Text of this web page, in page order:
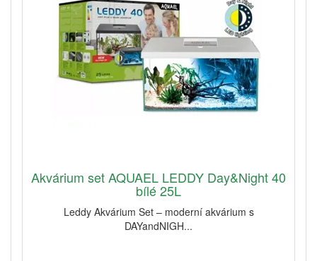
Akvárium set AQUAEL LEDDY Day&Night 40
bílé 25L
Leddy Akvárium Set – moderní akvárium s
DAYandNIGH...